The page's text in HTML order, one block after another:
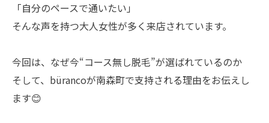
「自分のペースで通いたい」
そんな声を持つ大人女性が多く来店されています。
今回は、なぜ今“コース無し脱毛”が選ばれているのか
そして、bürancoが南森町で支持される理由をお伝えし
ます😊